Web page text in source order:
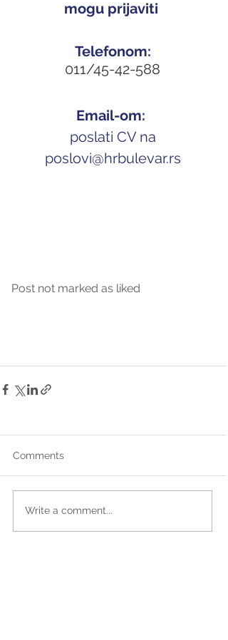
mogu prijaviti
Telefonom:
011/45-42-588
Email-om:
poslati CV na
poslovi@hrbulevar.rs
Post not marked as liked
Comments
Write a comment...